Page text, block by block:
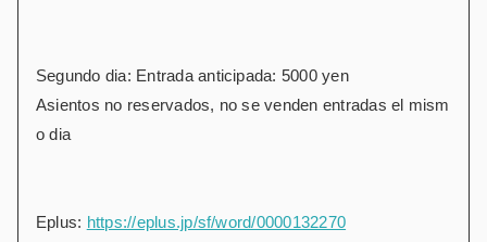
Segundo dia: Entrada anticipada: 5000 yen
Asientos no reservados, no se venden entradas el mism
o dia
Eplus: https://eplus.jp/sf/word/0000132270